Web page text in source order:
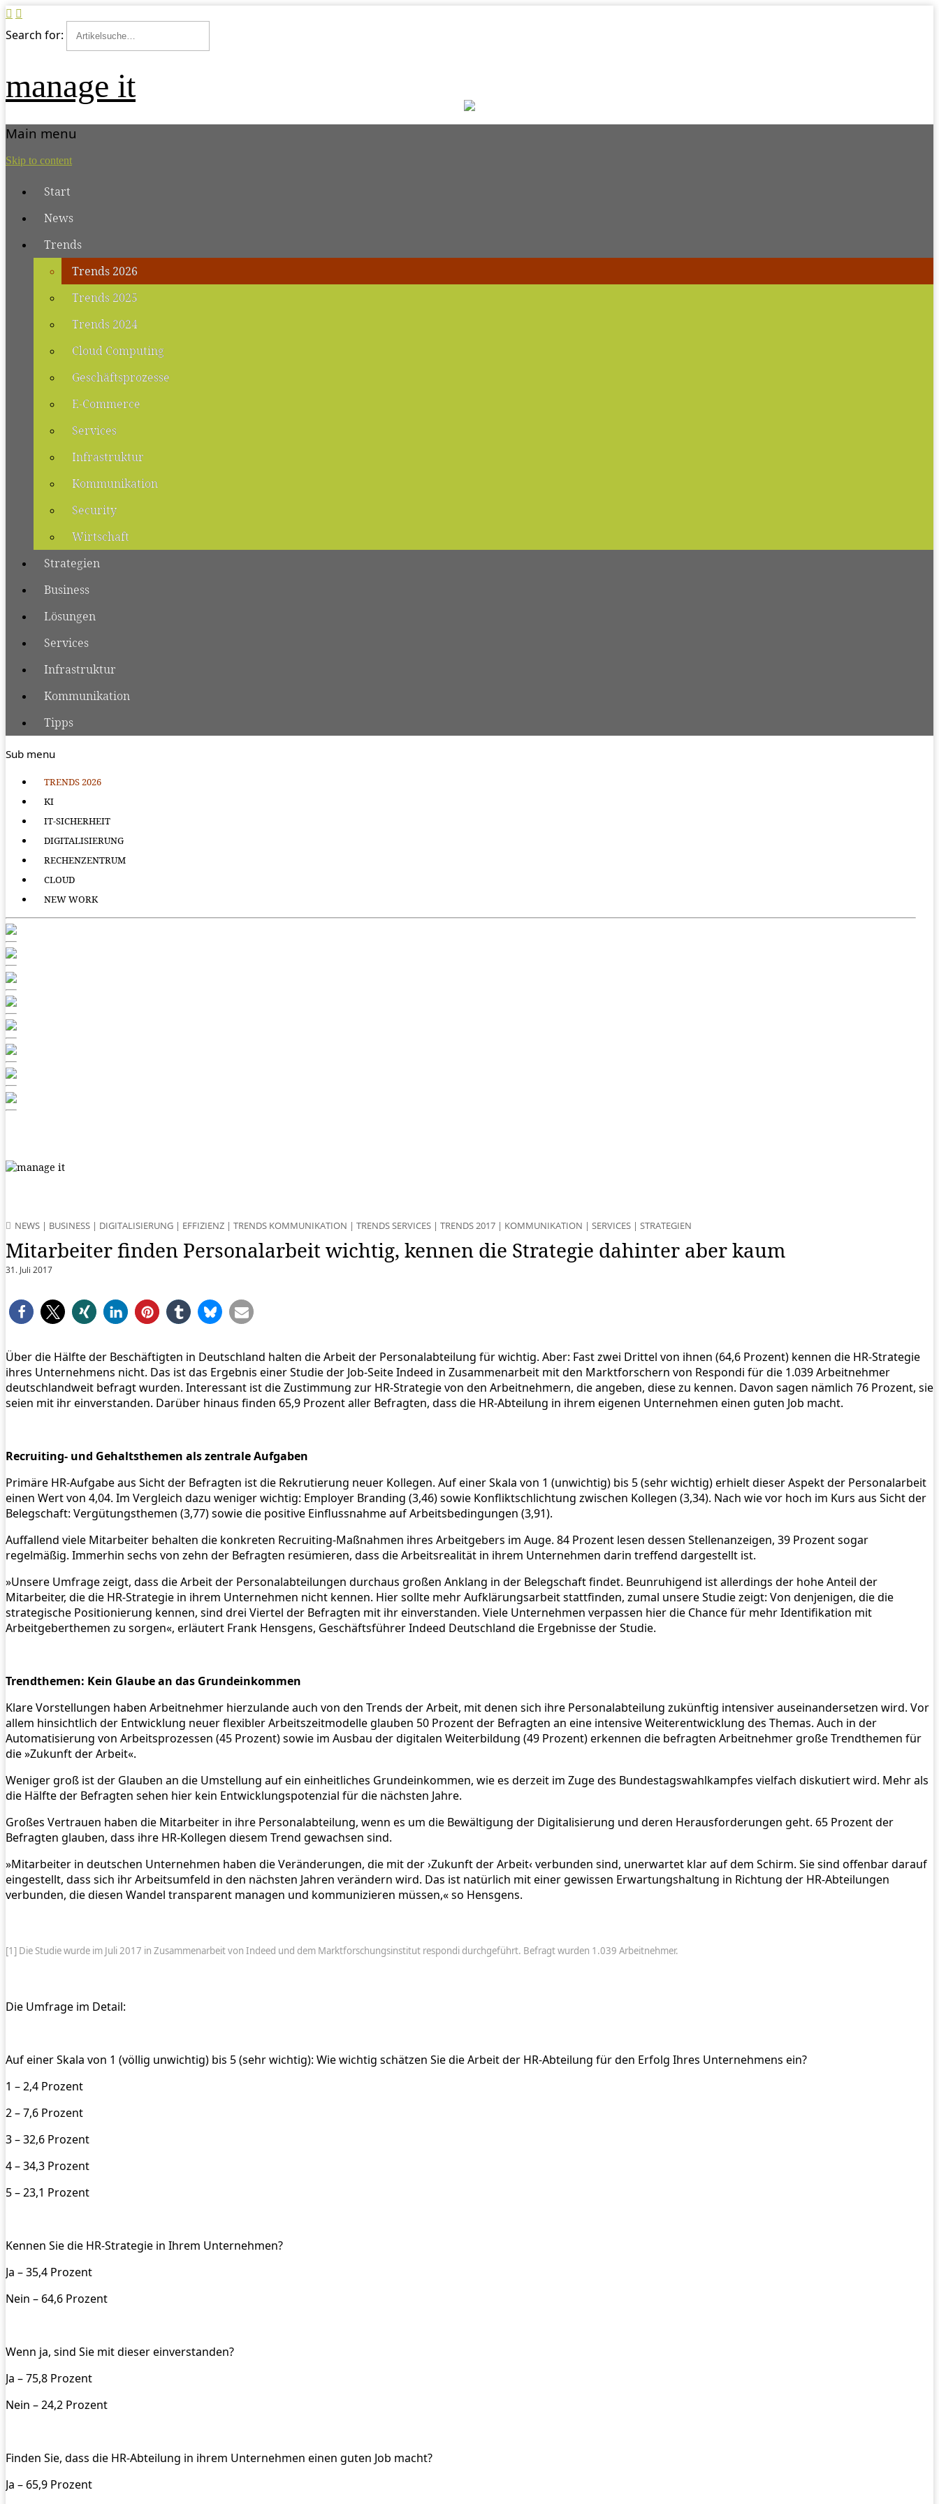
Search for:
manage it
Main menu
Skip to content
Start
News
Trends
Trends 2026
Trends 2025
Trends 2024
Cloud Computing
Geschäftsprozesse
E-Commerce
Services
Infrastruktur
Kommunikation
Security
Wirtschaft
Strategien
Business
Lösungen
Services
Infrastruktur
Kommunikation
Tipps
Sub menu
TRENDS 2026
KI
IT-SICHERHEIT
DIGITALISIERUNG
RECHENZENTRUM
CLOUD
NEW WORK
NEWS | BUSINESS | DIGITALISIERUNG | EFFIZIENZ | TRENDS KOMMUNIKATION | TRENDS SERVICES | TRENDS 2017 | KOMMUNIKATION | SERVICES | STRATEGIEN
Mitarbeiter finden Personalarbeit wichtig, kennen die Strategie dahinter aber kaum
31. Juli 2017
Über die Hälfte der Beschäftigten in Deutschland halten die Arbeit der Personalabteilung für wichtig. Aber: Fast zwei Drittel von ihnen (64,6 Prozent) kennen die HR-Strategie
ihres Unternehmens nicht. Das ist das Ergebnis einer Studie der Job-Seite Indeed in Zusammenarbeit mit den Marktforschern von Respondi für die 1.039 Arbeitnehmer
deutschlandweit befragt wurden. Interessant ist die Zustimmung zur HR-Strategie von den Arbeitnehmern, die angeben, diese zu kennen. Davon sagen nämlich 76 Prozent, sie
seien mit ihr einverstanden. Darüber hinaus finden 65,9 Prozent aller Befragten, dass die HR-Abteilung in ihrem eigenen Unternehmen einen guten Job macht.
Recruiting- und Gehaltsthemen als zentrale Aufgaben
Primäre HR-Aufgabe aus Sicht der Befragten ist die Rekrutierung neuer Kollegen. Auf einer Skala von 1 (unwichtig) bis 5 (sehr wichtig) erhielt dieser Aspekt der Personalarbeit
einen Wert von 4,04. Im Vergleich dazu weniger wichtig: Employer Branding (3,46) sowie Konfliktschlichtung zwischen Kollegen (3,34). Nach wie vor hoch im Kurs aus Sicht der
Belegschaft: Vergütungsthemen (3,77) sowie die positive Einflussnahme auf Arbeitsbedingungen (3,91).
Auffallend viele Mitarbeiter behalten die konkreten Recruiting-Maßnahmen ihres Arbeitgebers im Auge. 84 Prozent lesen dessen Stellenanzeigen, 39 Prozent sogar
regelmäßig. Immerhin sechs von zehn der Befragten resümieren, dass die Arbeitsrealität in ihrem Unternehmen darin treffend dargestellt ist.
»Unsere Umfrage zeigt, dass die Arbeit der Personalabteilungen durchaus großen Anklang in der Belegschaft findet. Beunruhigend ist allerdings der hohe Anteil der
Mitarbeiter, die die HR-Strategie in ihrem Unternehmen nicht kennen. Hier sollte mehr Aufklärungsarbeit stattfinden, zumal unsere Studie zeigt: Von denjenigen, die die
strategische Positionierung kennen, sind drei Viertel der Befragten mit ihr einverstanden. Viele Unternehmen verpassen hier die Chance für mehr Identifikation mit
Arbeitgeberthemen zu sorgen«, erläutert Frank Hensgens, Geschäftsführer Indeed Deutschland die Ergebnisse der Studie.
Trendthemen: Kein Glaube an das Grundeinkommen
Klare Vorstellungen haben Arbeitnehmer hierzulande auch von den Trends der Arbeit, mit denen sich ihre Personalabteilung zukünftig intensiver auseinandersetzen wird. Vor
allem hinsichtlich der Entwicklung neuer flexibler Arbeitszeitmodelle glauben 50 Prozent der Befragten an eine intensive Weiterentwicklung des Themas. Auch in der
Automatisierung von Arbeitsprozessen (45 Prozent) sowie im Ausbau der digitalen Weiterbildung (49 Prozent) erkennen die befragten Arbeitnehmer große Trendthemen für
die »Zukunft der Arbeit«.
Weniger groß ist der Glauben an die Umstellung auf ein einheitliches Grundeinkommen, wie es derzeit im Zuge des Bundestagswahlkampfes vielfach diskutiert wird. Mehr als
die Hälfte der Befragten sehen hier kein Entwicklungspotenzial für die nächsten Jahre.
Großes Vertrauen haben die Mitarbeiter in ihre Personalabteilung, wenn es um die Bewältigung der Digitalisierung und deren Herausforderungen geht. 65 Prozent der
Befragten glauben, dass ihre HR-Kollegen diesem Trend gewachsen sind.
»Mitarbeiter in deutschen Unternehmen haben die Veränderungen, die mit der ›Zukunft der Arbeit‹ verbunden sind, unerwartet klar auf dem Schirm. Sie sind offenbar darauf
eingestellt, dass sich ihr Arbeitsumfeld in den nächsten Jahren verändern wird. Das ist natürlich mit einer gewissen Erwartungshaltung in Richtung der HR-Abteilungen
verbunden, die diesen Wandel transparent managen und kommunizieren müssen,« so Hensgens.
[1] Die Studie wurde im Juli 2017 in Zusammenarbeit von Indeed und dem Marktforschungsinstitut respondi durchgeführt. Befragt wurden 1.039 Arbeitnehmer.
Die Umfrage im Detail:
Auf einer Skala von 1 (völlig unwichtig) bis 5 (sehr wichtig): Wie wichtig schätzen Sie die Arbeit der HR-Abteilung für den Erfolg Ihres Unternehmens ein?
1 – 2,4 Prozent
2 – 7,6 Prozent
3 – 32,6 Prozent
4 – 34,3 Prozent
5 – 23,1 Prozent
Kennen Sie die HR-Strategie in Ihrem Unternehmen?
Ja – 35,4 Prozent
Nein – 64,6 Prozent
Wenn ja, sind Sie mit dieser einverstanden?
Ja – 75,8 Prozent
Nein – 24,2 Prozent
Finden Sie, dass die HR-Abteilung in ihrem Unternehmen einen guten Job macht?
Ja – 65,9 Prozent